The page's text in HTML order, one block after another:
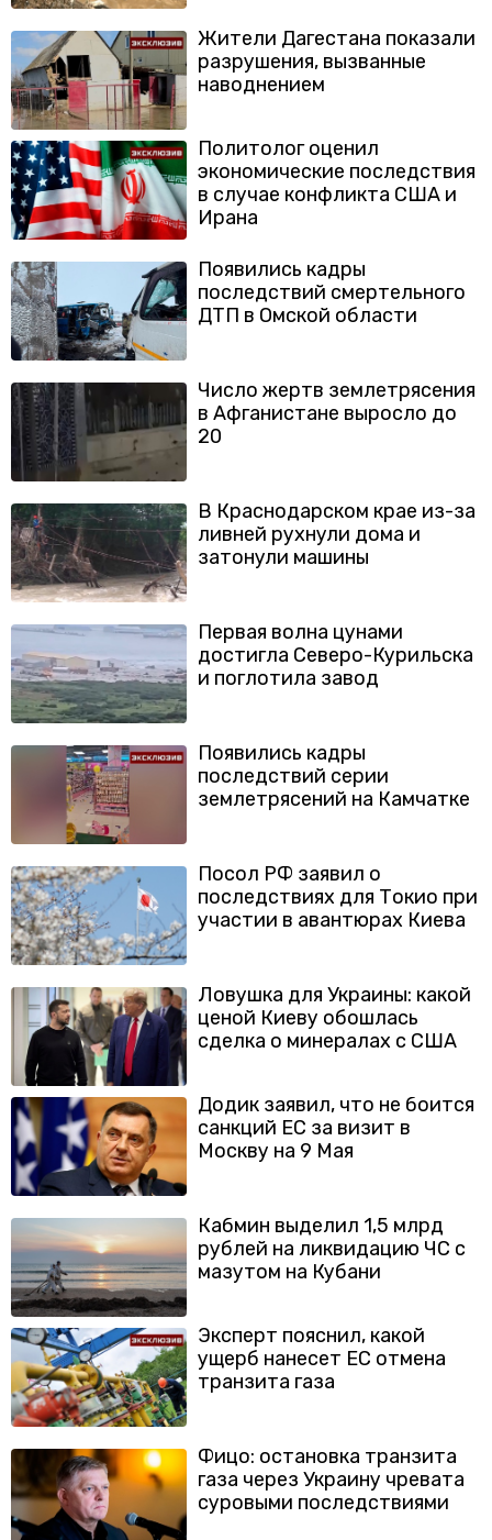
Жители Дагестана показали
разрушения, вызванные
наводнением
Политолог оценил
экономические последствия
в случае конфликта США и
Ирана
Появились кадры
последствий смертельного
ДТП в Омской области
Число жертв землетрясения
в Афганистане выросло до
20
В Краснодарском крае из-за
ливней рухнули дома и
затонули машины
Первая волна цунами
достигла Северо-Курильска
и поглотила завод
Появились кадры
последствий серии
землетрясений на Камчатке
Посол РФ заявил о
последствиях для Токио при
участии в авантюрах Киева
Ловушка для Украины: какой
ценой Киеву обошлась
сделка о минералах с США
Додик заявил, что не боится
санкций ЕС за визит в
Москву на 9 Мая
Кабмин выделил 1,5 млрд
рублей на ликвидацию ЧС с
мазутом на Кубани
Эксперт пояснил, какой
ущерб нанесет ЕС отмена
транзита газа
Фицо: остановка транзита
газа через Украину чревата
суровыми последствиями